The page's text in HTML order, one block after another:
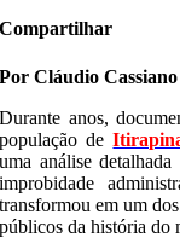
Compartilhar
Por Cláudio Cassiano
Durante anos,
população de
uma análise
improbidade
transformou em um
públicos da história do